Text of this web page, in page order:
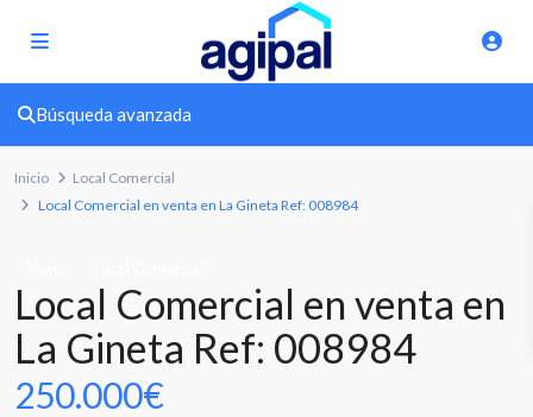
Búsqueda avanzada
Inicio
Local Comercial
Local Comercial en venta en La Gineta Ref: 008984
Local Comercial en venta en
La Gineta Ref: 008984
250.000€